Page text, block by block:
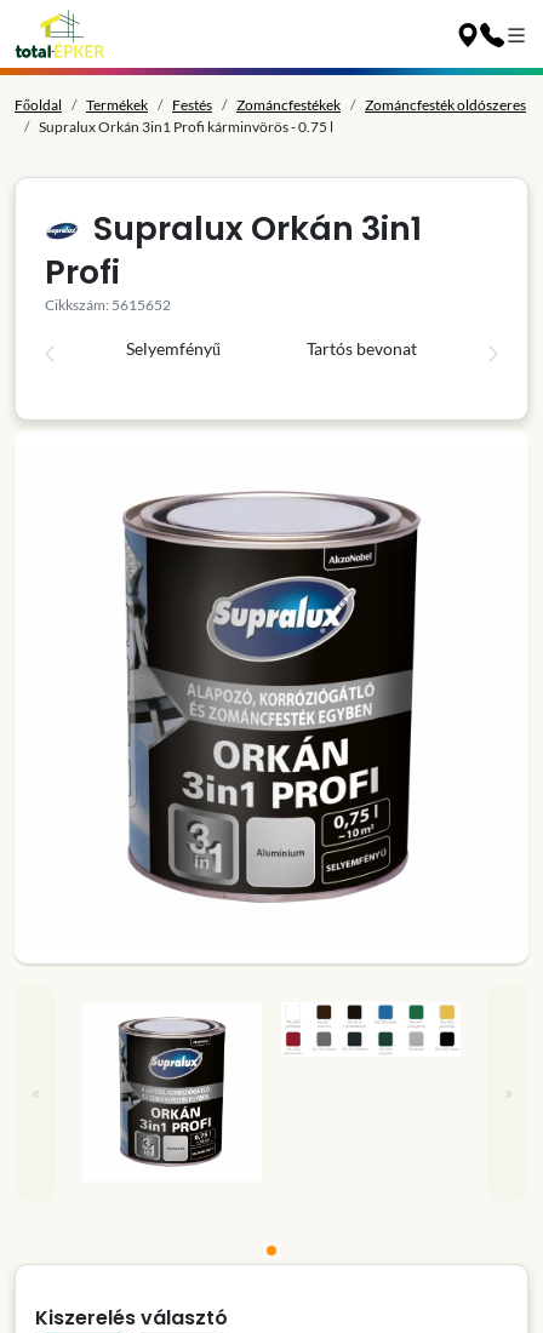
Főoldal Termékek Festés Zománcfestékek
Zománcfesték oldószeres
Supralux Orkán 3in1 Profi kárminvörös - 0.75 l
Supralux Orkán 3in1
Profi
Cikkszám: 5615652
Selyemfényű Tartós bevonat
« »
Kiszerelés választó